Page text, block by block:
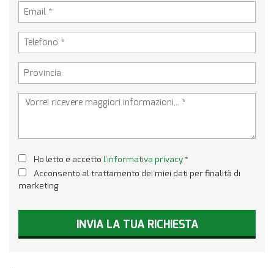
Ho letto e accetto l'informativa privacy*
Acconsento al trattamento dei miei dati per finalità di
marketing
INVIA LA TUA RICHIESTA